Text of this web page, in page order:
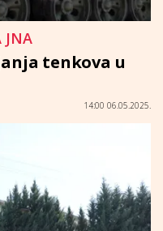
JNA
tenkova u
14:00 06.05.2025.